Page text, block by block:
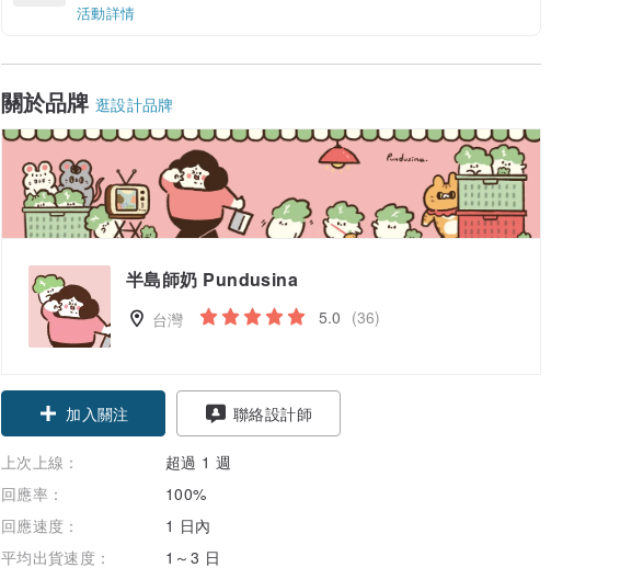
活動詳情
關於品牌 逛設計品牌
半島師奶 Pundusina
台灣 5.0 (36)
加入關注
聯絡設計師
上次上線：
超過 1 週
回應率：
100%
回應速度：
1 日內
平均出貨速度：
1～3 日